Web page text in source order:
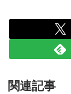
関連記事